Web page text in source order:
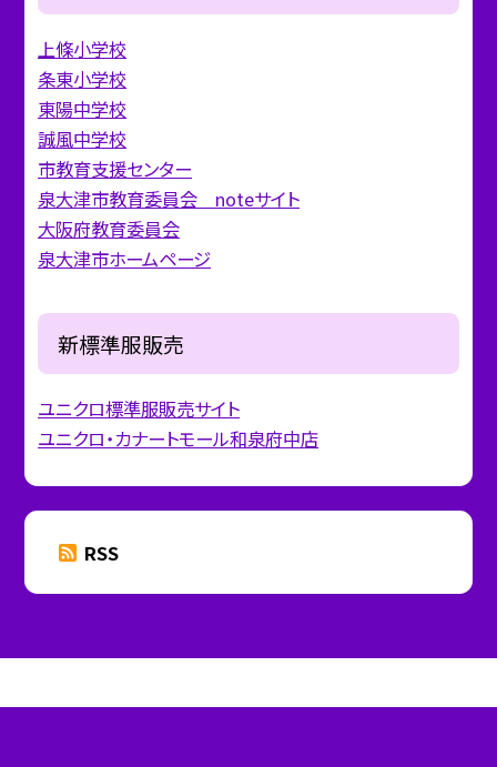
上條小学校
条東小学校
東陽中学校
誠風中学校
市教育支援センター
泉大津市教育委員会 noteサイト
大阪府教育委員会
泉大津市ホームページ
新標準服販売
ユニクロ標準服販売サイト
ユニクロ・カナートモール和泉府中店
RSS